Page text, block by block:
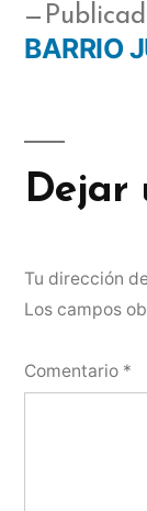
BARRIO
Dejar
Tu dirección
Los campos
Comentario *